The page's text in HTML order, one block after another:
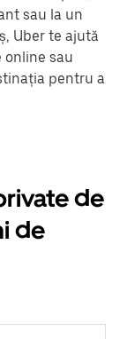
sau la un
Uber te ajută
online sau
pentru a
de
de